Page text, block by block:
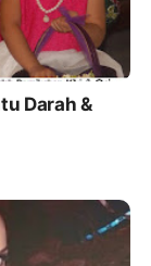
Darah &